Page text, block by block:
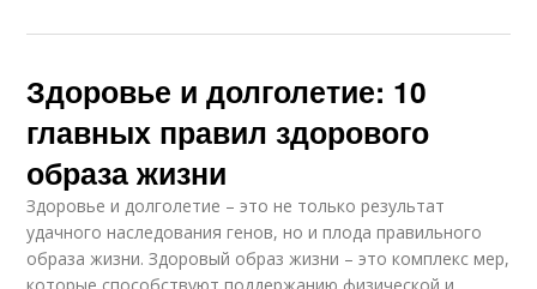
Здоровье и долголетие: 10
главных правил здорового
образа жизни
Здоровье и долголетие – это не только результат
удачного наследования генов, но и плода правильного
образа жизни. Здоровый образ жизни – это комплекс мер,